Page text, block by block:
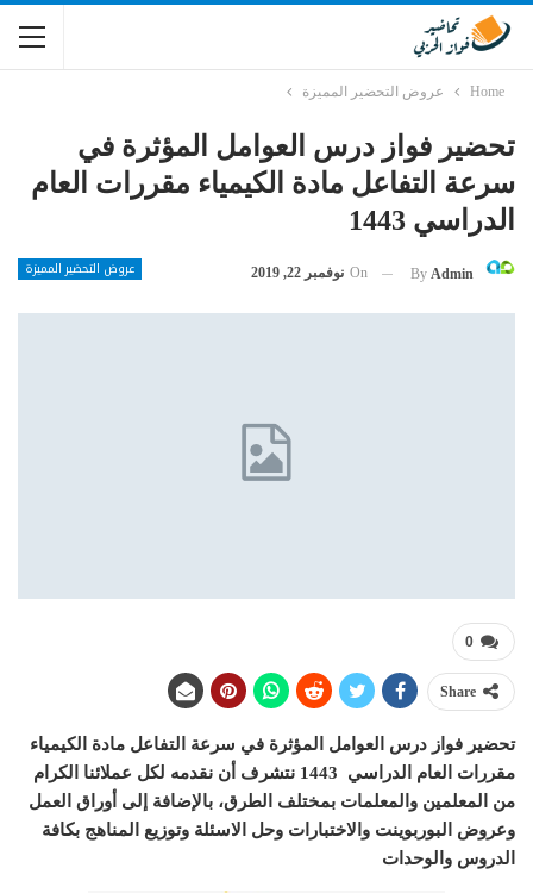
Home عروض التحضير المميزة
تحضير فواز درس العوامل المؤثرة في
سرعة التفاعل مادة الكيمياء مقررات العام
الدراسي 1443
عروض التحضير المميزة By Admin
On نوفمبر 22, 2019
0
Share
تحضير فواز درس العوامل المؤثرة في سرعة التفاعل مادة الكيمياء
مقررات العام الدراسي 1443 نتشرف أن نقدمه لكل عملائنا الكرام
من المعلمين والمعلمات بمختلف الطرق، بالإضافة إلى أوراق العمل
وعروض البوربوينت والاختبارات وحل الاسئلة وتوزيع المناهج بكافة
الدروس والوحدات